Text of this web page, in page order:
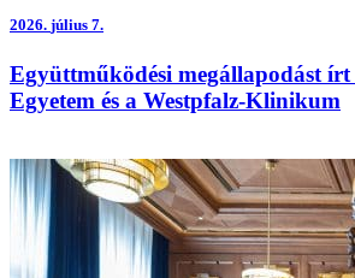
2026. július 7.
Együttműködési megállapodást írt
Egyetem és a Westpfalz-Klinikum